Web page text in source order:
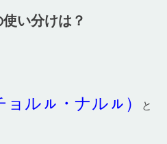
使い分けは？
ョルㇽ・ナルㇽ）
と